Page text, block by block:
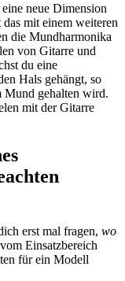
neue Dimension
mit einem weiteren
die Mundharmonika
von Gitarre und
du eine
Hals gehängt, so
Mund gehalten wird.
mit der Gitarre
erst mal fragen, wo
Einsatzbereich
für ein Modell